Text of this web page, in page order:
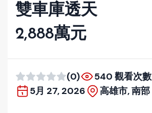
雙車庫透天
2,888萬元
(0)
540 觀看次數
5月 27, 2026
高雄市, 南部